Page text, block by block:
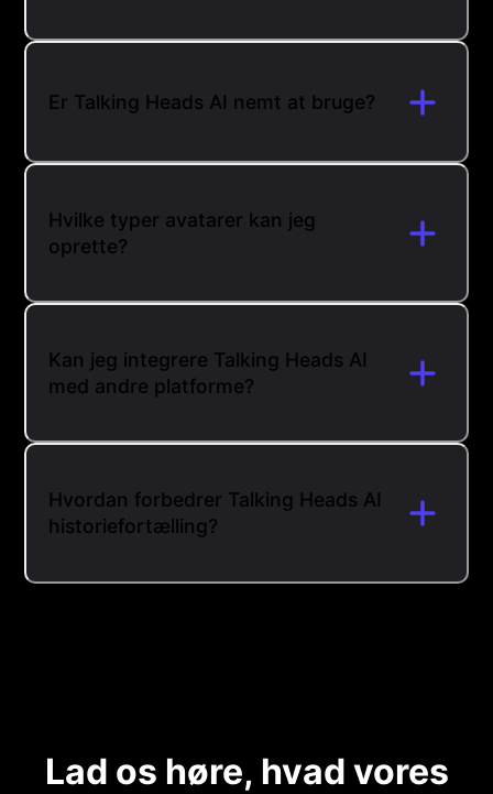
Er Talking Heads AI nemt at bruge?
Hvilke typer avatarer kan jeg
oprette?
Kan jeg integrere Talking Heads AI
med andre platforme?
Hvordan forbedrer Talking Heads AI
historiefortælling?
Lad os høre, hvad vores